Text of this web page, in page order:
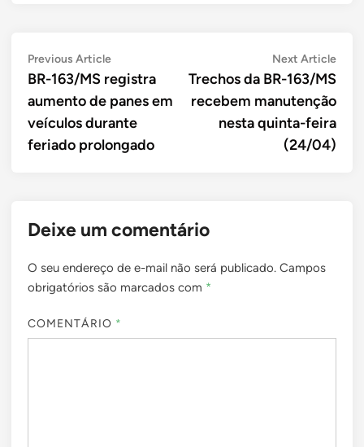
Navegação
de
Post
Previous ArticlePrevious
article:
BR-163/MS registra
aumento de panes em
veículos durante
feriado prolongado
Next ArticleNext
Trechos da BR-163/MS
recebem manutenção
nesta quinta-feira
(24/04)
Deixe um comentário
O seu endereço de e-mail não será publicado. Campos
obrigatórios são marcados com *
COMENTÁRIO *